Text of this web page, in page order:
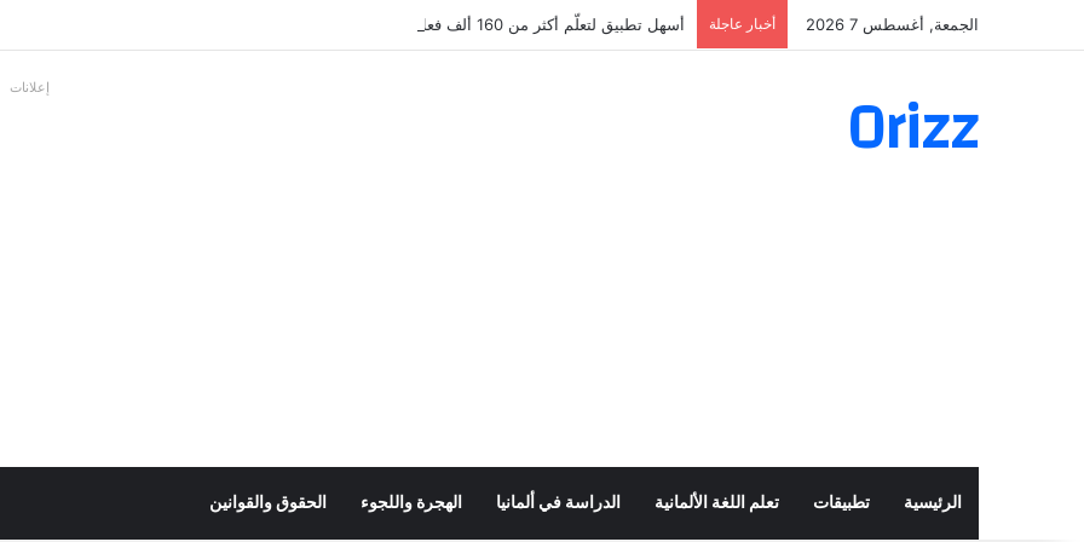
الجمعة, أغسطس 7 2026 أخبار عاجلة أسهل تطبيق لتعلّم أكثر من 160 ألف فعل بالألمانية
Orizz إعلانات
الرئيسية تطبيقات تعلم اللغة الألمانية الدراسة في ألمانيا الهجرة واللجوء الحقوق والقوانين